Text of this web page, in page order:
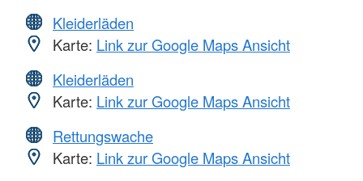
Kleiderläden
Karte: Link zur Google Maps Ansicht
Kleiderläden
Karte: Link zur Google Maps Ansicht
Rettungswache
Karte: Link zur Google Maps Ansicht